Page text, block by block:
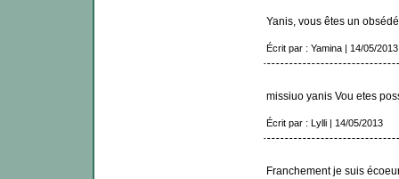
Yanis, vous êtes un
Écrit par : Yamina | 14/05/2013
missiuo yanis Vou etes
Écrit par : Lylli | 14/05/2013
Franchement je suis